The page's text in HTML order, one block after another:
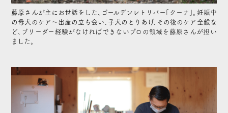
藤原さんが主にお世話をした、ゴールデンレトリバー「クーナ」。妊娠中
の母犬のケア〜出産の立ち会い、子犬のとりあげ、その後のケア全般な
ど、ブリーダー経験がなければできないプロの領域を藤原さんが担い
ました。